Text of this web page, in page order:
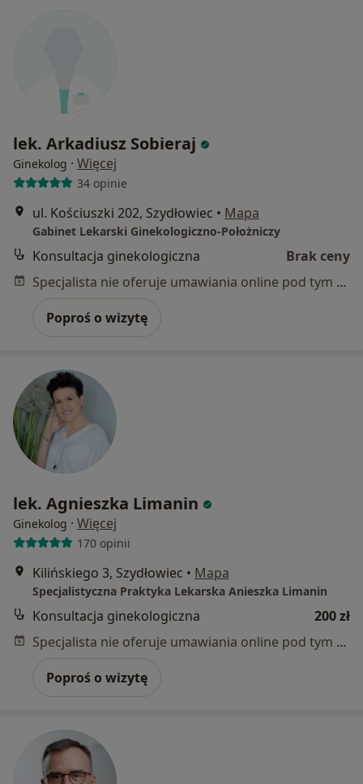
lek. Arkadiusz Sobieraj
Ginekolog · Więcej
34 opinie
ul. Kościuszki 202, Szydłowiec • Mapa
Gabinet Lekarski Ginekologiczno-Położniczy
Konsultacja ginekologiczna
Brak ceny
Specjalista nie oferuje umawiania online pod tym adresem.
Poproś o wizytę
lek. Agnieszka Limanin
Ginekolog · Więcej
170 opinii
Kilińskiego 3, Szydłowiec • Mapa
Specjalistyczna Praktyka Lekarska Anieszka Limanin
Konsultacja ginekologiczna
200 zł
Specjalista nie oferuje umawiania online pod tym adresem.
Poproś o wizytę